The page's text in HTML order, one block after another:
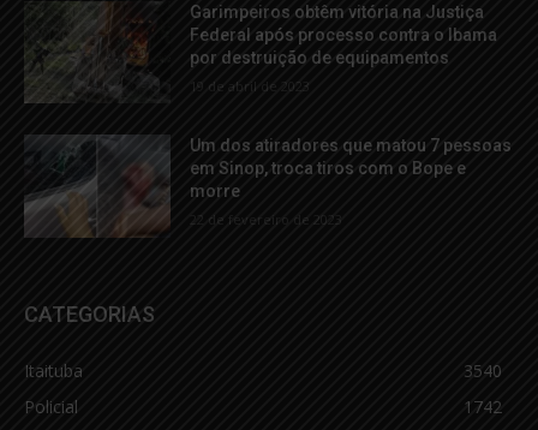
Garimpeiros obtêm vitória na Justiça
Federal após processo contra o Ibama
por destruição de equipamentos
19 de abril de 2023
Um dos atiradores que matou 7 pessoas
em Sinop, troca tiros com o Bope e
morre
22 de fevereiro de 2023
CATEGORIAS
Itaituba
3540
Policial
1742